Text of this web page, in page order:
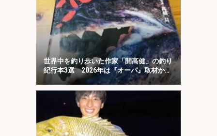
世界中を釣り歩いた作家「開高健」の釣り
紀行本3選 2026年は『オーパ』取材から
50周年